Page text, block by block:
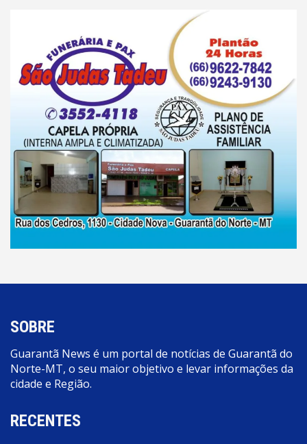
SOBRE
Guarantã News é um portal de notícias de Guarantã do
Norte-MT, o seu maior objetivo e levar informações da
cidade e Região.
RECENTES